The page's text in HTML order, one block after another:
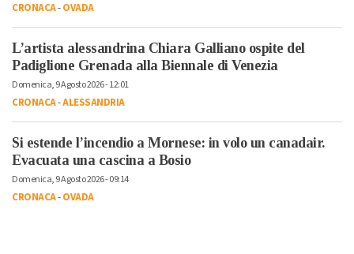
CRONACA-OVADA
L’artista alessandrina Chiara Galliano ospite del
Padiglione Grenada alla Biennale di Venezia
Domenica, 9 Agosto 2026 - 12:01
CRONACA-ALESSANDRIA
Si estende l’incendio a Mornese: in volo un canadair.
Evacuata una cascina a Bosio
Domenica, 9 Agosto 2026 - 09:14
CRONACA-OVADA